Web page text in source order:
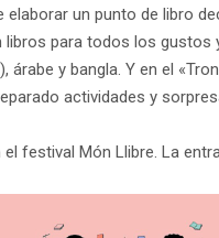
un punto de libro
libros para todos los gustos
árabe y bangla. Y en el
actividades y
festival Món Llibre. La